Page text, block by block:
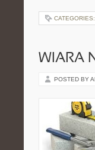
CATEGORIES:
WIARA
POSTED BY